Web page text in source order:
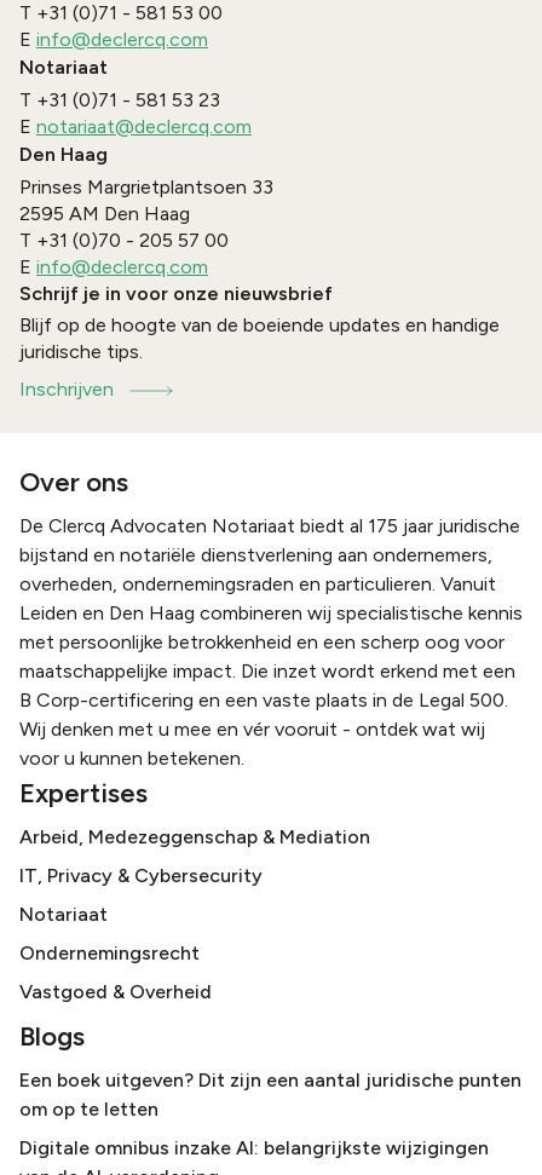
T +31 (0)71 - 581 53 00
E info@declercq.com
Notariaat
T +31 (0)71 - 581 53 23
E notariaat@declercq.com
Den Haag
Prinses Margrietplantsoen 33
2595 AM Den Haag
T +31 (0)70 - 205 57 00
E info@declercq.com
Schrijf je in voor onze nieuwsbrief
Blijf op de hoogte van de boeiende updates en handige
juridische tips.
Inschrijven
Over ons
De Clercq Advocaten Notariaat biedt al 175 jaar juridische
bijstand en notariële dienstverlening aan ondernemers,
overheden, ondernemingsraden en particulieren. Vanuit
Leiden en Den Haag combineren wij specialistische kennis
met persoonlijke betrokkenheid en een scherp oog voor
maatschappelijke impact. Die inzet wordt erkend met een
B Corp-certificering en een vaste plaats in de Legal 500.
Wij denken met u mee en vér vooruit - ontdek wat wij
voor u kunnen betekenen.
Expertises
Arbeid, Medezeggenschap & Mediation
IT, Privacy & Cybersecurity
Notariaat
Ondernemingsrecht
Vastgoed & Overheid
Blogs
Een boek uitgeven? Dit zijn een aantal juridische punten
om op te letten
Digitale omnibus inzake AI: belangrijkste wijzigingen